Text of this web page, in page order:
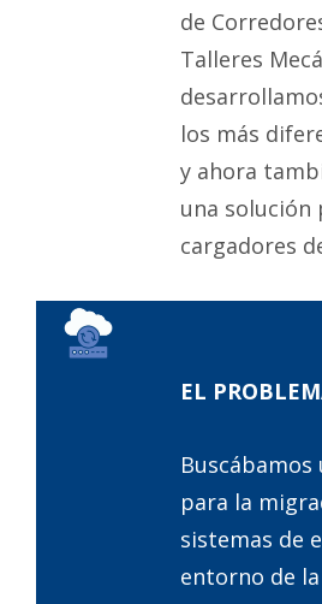
de
Talleres
los más
y ahora
una solución
cargadores
EL
Buscábamos
para la
sistemas de
entorno de